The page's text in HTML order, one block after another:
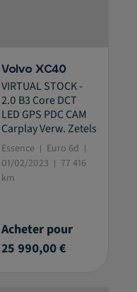
Volvo XC40
VIRTUAL STOCK -
2.0 B3 Core DCT
LED GPS PDC CAM
Carplay Verw. Zetels
Essence
Euro 6d
01/02/2023
77 416
km
Acheter pour
25 990,00 €